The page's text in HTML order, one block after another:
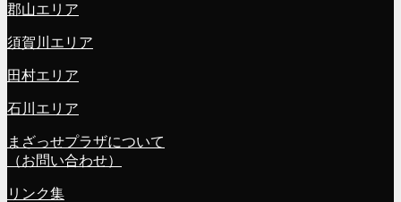
郡山エリア
須賀川エリア
田村エリア
石川エリア
まざっせプラザについて
（お問い合わせ）
リンク集